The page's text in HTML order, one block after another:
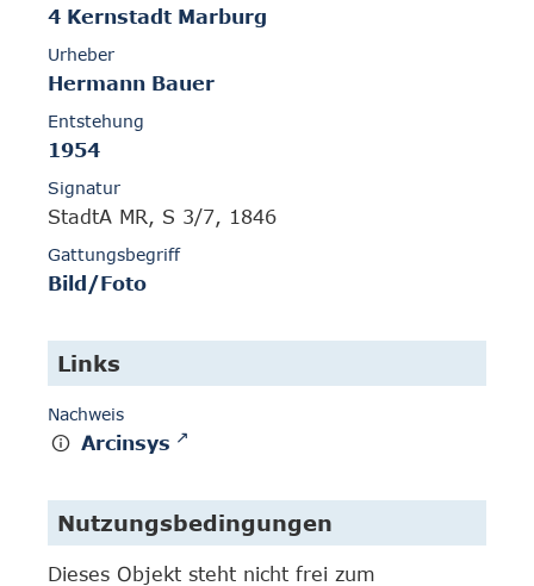
4 Kernstadt Marburg
Urheber
Hermann Bauer
Entstehung
1954
Signatur
StadtA MR, S 3/7, 1846
Gattungsbegriff
Bild/Foto
Links
Nachweis
Arcinsys
Nutzungsbedingungen
Dieses Objekt steht nicht frei zum